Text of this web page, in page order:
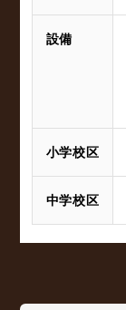
設備
小学校区
中学校区